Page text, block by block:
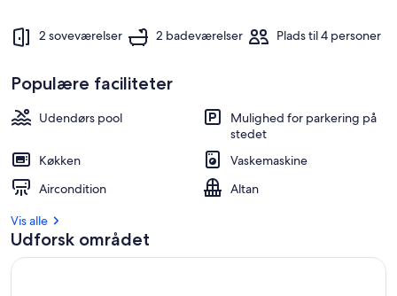
2 soveværelser 2 badeværelser Plads til 4 personer
Populære faciliteter
Udendørs pool
Mulighed for parkering på
stedet
Køkken
Vaskemaskine
Aircondition
Altan
Vis alle
Udforsk området